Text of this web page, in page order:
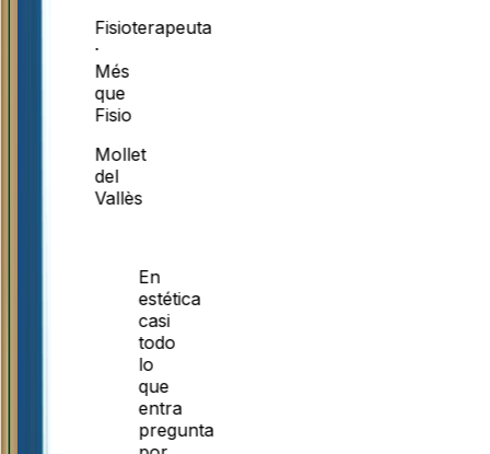
Fisioterapeuta
·
Més
que
Fisio
Mollet
del
Vallès
En
estética
casi
todo
lo
que
entra
pregunta